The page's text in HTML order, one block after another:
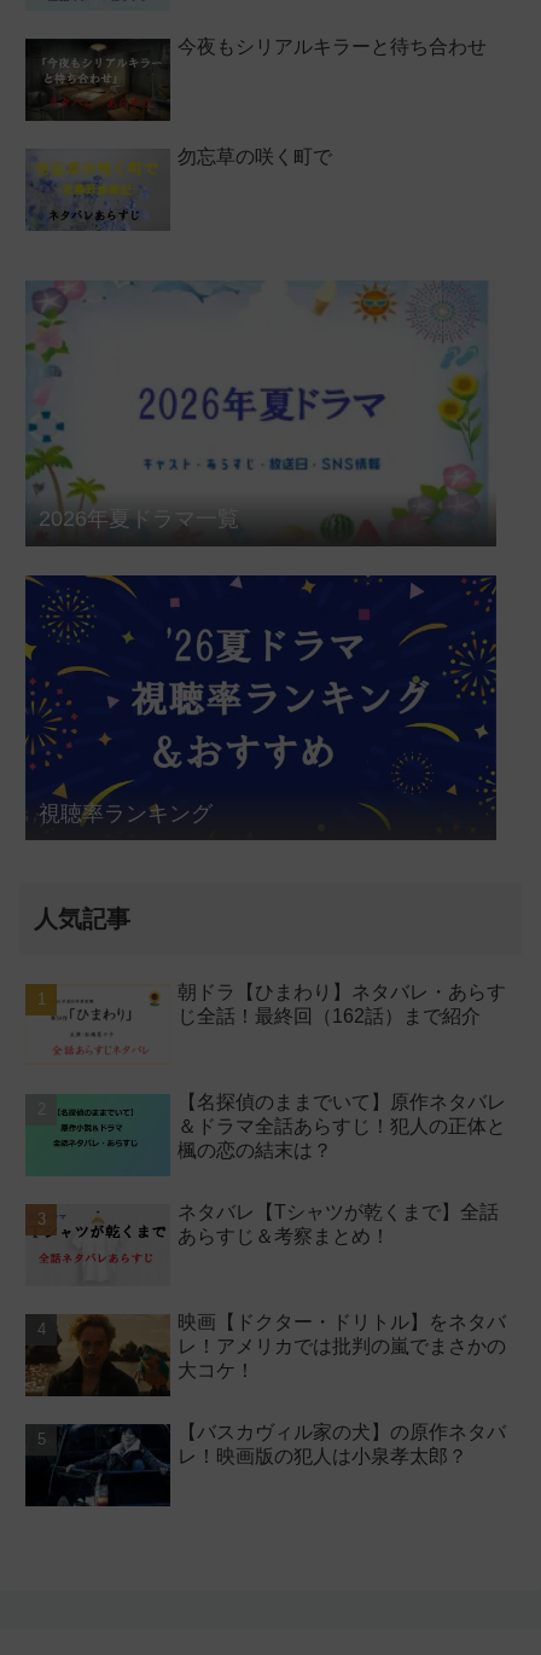
今夜もシリアルキラーと待ち合わせ
勿忘草の咲く町で
2026年夏ドラマ一覧
視聴率ランキング
人気記事
朝ドラ【ひまわり】ネタバレ・あらす
じ全話！最終回（162話）まで紹介
【名探偵のままでいて】原作ネタバレ
＆ドラマ全話あらすじ！犯人の正体と
楓の恋の結末は？
ネタバレ【Tシャツが乾くまで】全話
あらすじ＆考察まとめ！
映画【ドクター・ドリトル】をネタバ
レ！アメリカでは批判の嵐でまさかの
大コケ！
【バスカヴィル家の犬】の原作ネタバ
レ！映画版の犯人は小泉孝太郎？